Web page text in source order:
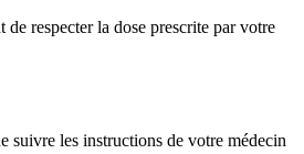
respecter la dose prescrite par votre
suivre les instructions de votre médecin